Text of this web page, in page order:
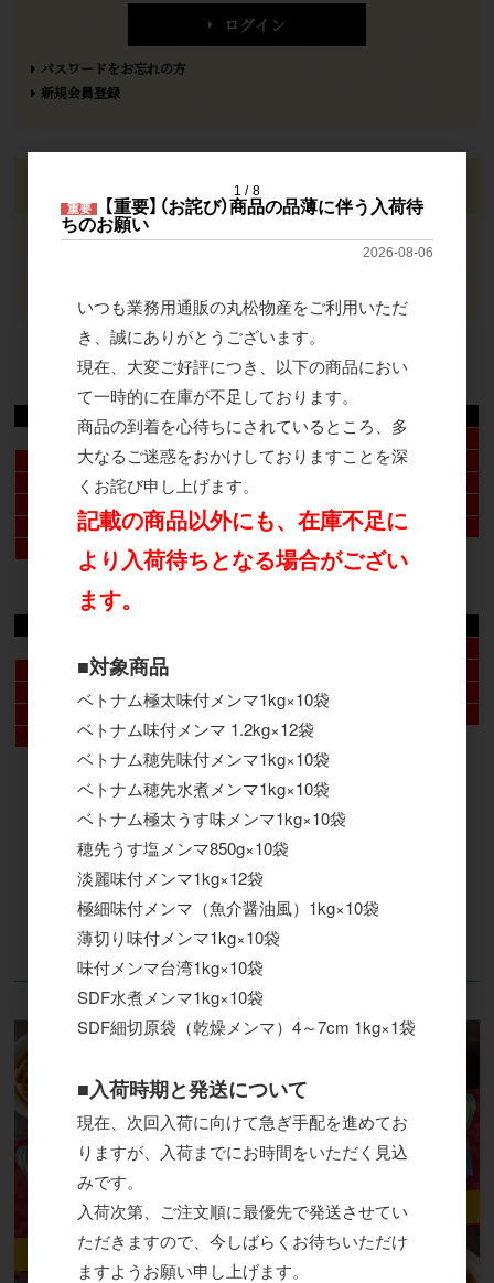
ログイン
パスワードをお忘れの方
新規会員登録
カート
2026年8月
火
3 4 5 6 7
10 11 12
17 18 20 21
24 25 26 27 28
31
7
14 15 16 17
21 22 24
28 29 30
1 8
重要
【重要】（お詫び）商品の品薄に伴う入荷待
ちのお願い
2026-08-06
いつも業務用通販の丸松物産をご利用いただ
き、誠にありがとうございます。
現在、大変ご好評につき、以下の商品におい
て一時的に在庫が不足しております。
商品の到着を心待ちにされているところ、多
大なるご迷惑をおかけしておりますことを深
くお詫び申し上げます。
記載の商品以外にも、在庫不足に
より入荷待ちとなる場合がござい
ます。
■対象商品
ベトナム極太味付メンマ1kg×10袋
ベトナム味付メンマ 1.2kg×12袋
ベトナム穂先味付メンマ1kg×10袋
ベトナム穂先水煮メンマ1kg×10袋
ベトナム極太うす味メンマ1kg×10袋
穂先うす塩メンマ850g×10袋
淡麗味付メンマ1kg×12袋
極細味付メンマ（魚介醤油風）1kg×10袋
薄切り味付メンマ1kg×10袋
味付メンマ台湾1kg×10袋
SDF水煮メンマ1kg×10袋
SDF細切原袋（乾燥メンマ）4～7cm 1kg×1袋
■入荷時期と発送について
現在、次回入荷に向けて急ぎ手配を進めてお
りますが、入荷までにお時間をいただく見込
みです。
入荷次第、ご注文順に最優先で発送させてい
ただきますので、今しばらくお待ちいただけ
ますようお願い申し上げます。